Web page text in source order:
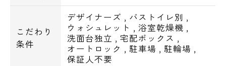
こだわり
条件
デザイナーズ , バストイレ別 ,
ウォシュレット , 浴室乾燥機 ,
洗面台独立 ,宅配ボックス ,
オートロック , 駐車場 , 駐輪場 ,
保証人不要